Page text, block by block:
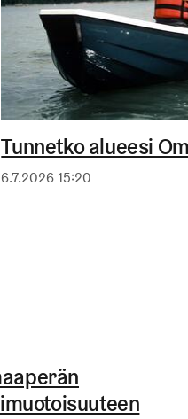
Tunnetko alueesi
Julkaistu
6.7.2026 15:20